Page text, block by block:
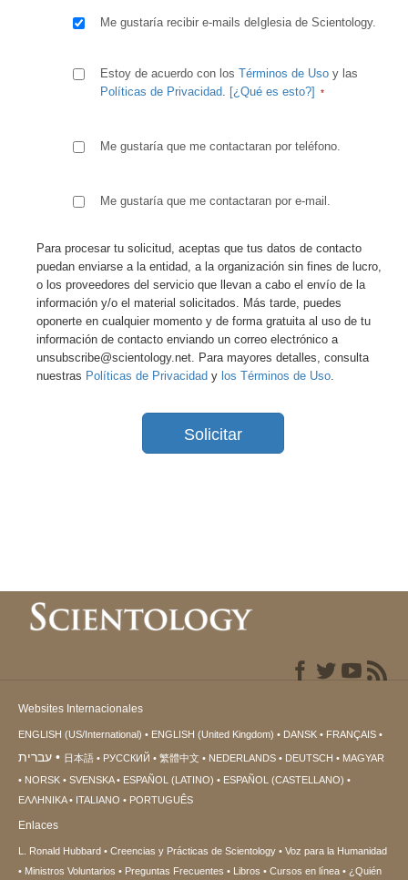
Me gustaría recibir e-mails deIglesia de Scientology.
Estoy de acuerdo con los Términos de Uso y las
Políticas de Privacidad. [¿Qué es esto?]
Me gustaría que me contactaran por teléfono.
Me gustaría que me contactaran por e-mail.
Para procesar tu solicitud, aceptas que tus datos de contacto
puedan enviarse a la entidad, a la organización sin fines de lucro,
o los proveedores del servicio que llevan a cabo el envío de la
información y/o el material solicitados. Más tarde, puedes
oponerte en cualquier momento y de forma gratuita al uso de tu
información de contacto enviando un correo electrónico a
unsubscribe@scientology.net. Para mayores detalles, consulta
nuestras Políticas de Privacidad y los Términos de Uso.
Solicitar
Websites Internacionales
ENGLISH (US/International) ENGLISH (United Kingdom) DANSK FRANÇAIS
עברית 日本語 РУССКИЙ 繁體中文 NEDERLANDS DEUTSCH
MAGYAR
NORSK
SVENSKA ESPAÑOL (LATINO)
ESPAÑOL (CASTELLANO)
ΕΛΛΗΝΙΚA
ITALIANO PORTUGUÊS
Enlaces
L. Ronald Hubbard Creencias y Prácticas de Scientology
Voz para la Humanidad
Ministros Voluntarios
Preguntas Frecuentes Libros Cursos en línea ¿Quién